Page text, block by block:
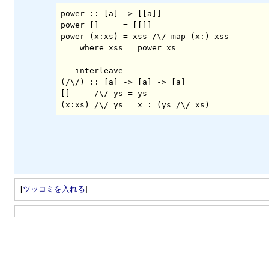
power :: [a] -> [[a]]
power []     = [[]]
power (x:xs) = xss /\/ map (x:) xss
-- interleave
(/\/) :: [a] -> [a] -> [a]
[]     /\/ ys = ys
(x:xs) /\/ ys = x : (ys /\/ xs)
[ツッコミを入れる]